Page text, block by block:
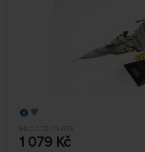
MLCZ-72-01-07B
1 079 Kč